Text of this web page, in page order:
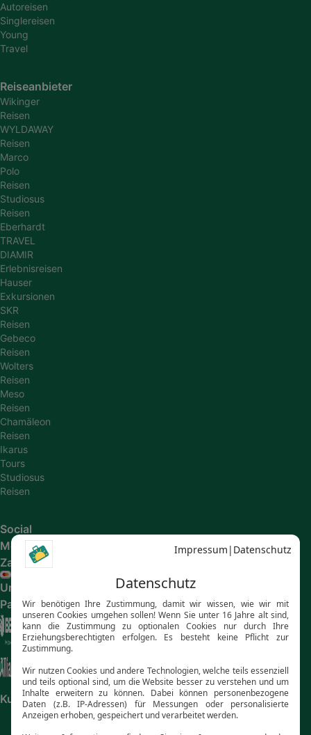
Autoreisen
Singlereisen
Young
Travel
Reiseanbieter
Wikinger
Reisen
WYLDAWAY
Reisen
Marco
Polo
Reisen
Studiosus
Reisen
Eberhardt
TRAVEL
DIAMIR
Erlebnisreisen
Hauser
Exkursionen
SKR
Reisen
Gebeco
Reisen
Wolters
Reisen
Meso
Reisen
Chamäleon
Reisen
Ikarus
Tours
Studiosus
Reisen
Social
Media
Zahlungsarten
Unsere
Partner
Kundenbewertungen